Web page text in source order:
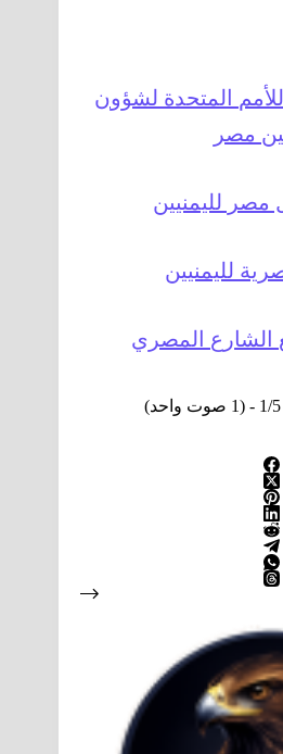
المتحدة لشؤون
مصر
مصر لليمنيين
لليمنيين
الشارع المصري
1/5 - (1 صوت واحد)